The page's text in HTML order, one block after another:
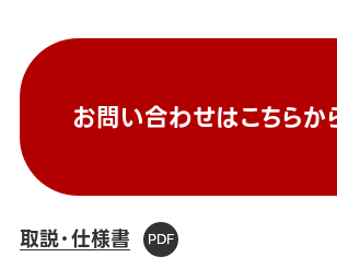
お問い合わせはこちらか
取説・仕様書